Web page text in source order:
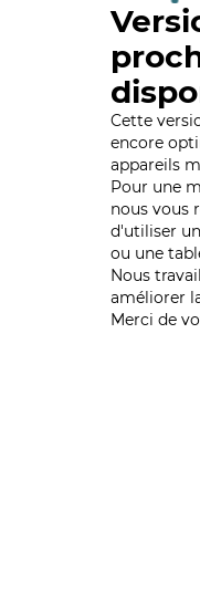
Cette
encore
appareils
Pour une
nous vous
d'utiliser
ou une
Nous
améliorer
Merci de